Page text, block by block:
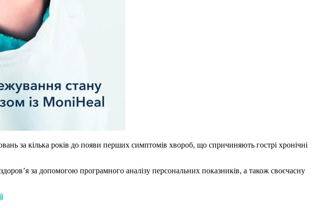
за кілька років до появи перших симптомів хвороб, що спричиняють гострі хронічні
за допомогою програмного аналізу персональних показників, а також своєчасну